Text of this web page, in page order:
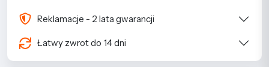
Reklamacje - 2 lata gwarancji
Łatwy zwrot do 14 dni